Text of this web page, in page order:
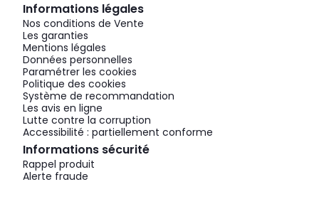
Informations légales
Nos conditions de Vente
Les garanties
Mentions légales
Données personnelles
Paramétrer les cookies
Politique des cookies
Système de recommandation
Les avis en ligne
Lutte contre la corruption
Accessibilité : partiellement conforme
Informations sécurité
Rappel produit
Alerte fraude